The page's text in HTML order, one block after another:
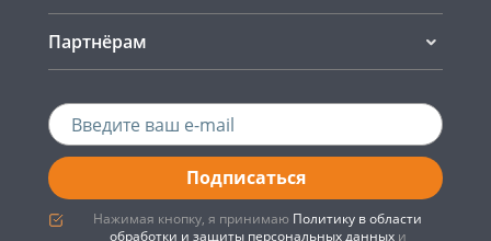
Партнёрам
Подписаться
Нажимая кнопку, я принимаю Политику в области
обработки и защиты персональных данныхи